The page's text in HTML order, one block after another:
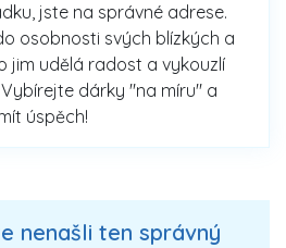
jste na správné adrese.
osobnosti svých blízkých a
jim udělá radost a vykouzlí
dárky "na míru" a
úspěch!
nenašli ten správný